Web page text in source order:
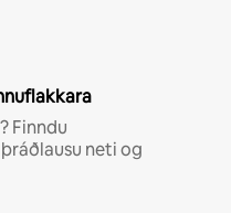
Finndu
neti og